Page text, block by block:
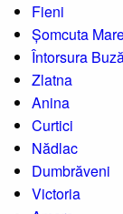
Fieni
Șomcuta
Întorsura
Zlatna
Anina
Curtici
Nădlac
Dumbrăveni
Victoria